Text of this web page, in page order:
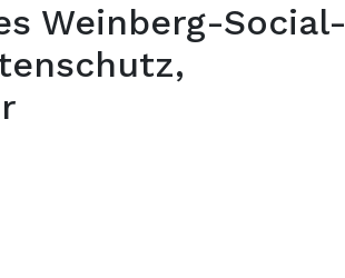
Weinberg-Social-